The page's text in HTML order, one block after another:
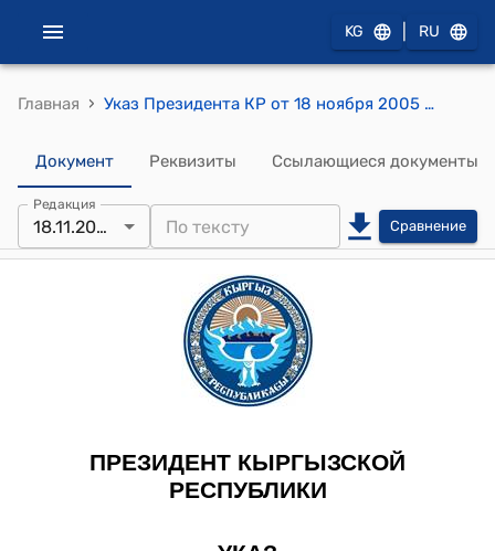
KG RU
Главная › Указ Президента КР от 18 ноября 2005 года УП № 577 "О присвоении почетного звания "Заслуженный строитель Кыргызской Республики" Алыбаеву А.А."
Документ Реквизиты Ссылающиеся документы
Редакция
18.11.2005 Сравнение